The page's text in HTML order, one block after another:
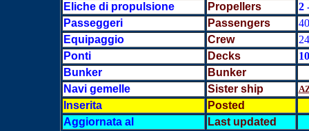
Eliche di propulsione
Propellers
2
Passeggeri
Passengers
Equipaggio
Crew
Ponti
Decks
10
Bunker
Bunker
Navi gemelle
Sister ship
Inserita
Posted
Aggiornata al
Last updated